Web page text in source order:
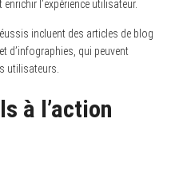
l’expérience utilisateur.
incluent des articles de blog
d’infographies, qui peuvent
utilisateurs.
à l’action